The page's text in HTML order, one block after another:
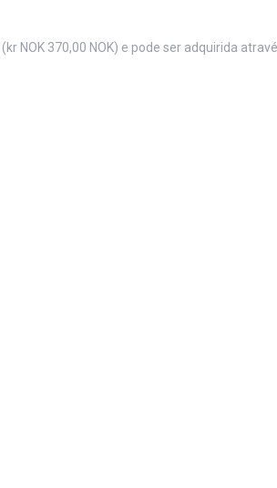
NOK 370,00 NOK) e pode ser adquirida